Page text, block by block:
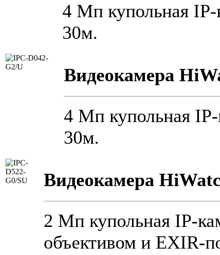
4 Мп купольная IP-
30м.
Видеокамера
4 Мп купольная
30м.
Видеокамера
2 Мп купольная IP-
объективом и EXIR-